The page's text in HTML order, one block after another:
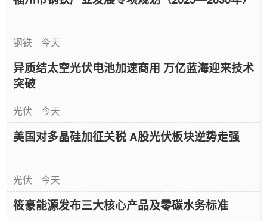
钢铁 今天
异质结太空光伏电池加速商用 万亿蓝海迎来技术
突破
光伏 今天
美国对多晶硅加征关税 A股光伏板块逆势走强
光伏 今天
筱豪能源发布三大核心产品及零碳水务标准